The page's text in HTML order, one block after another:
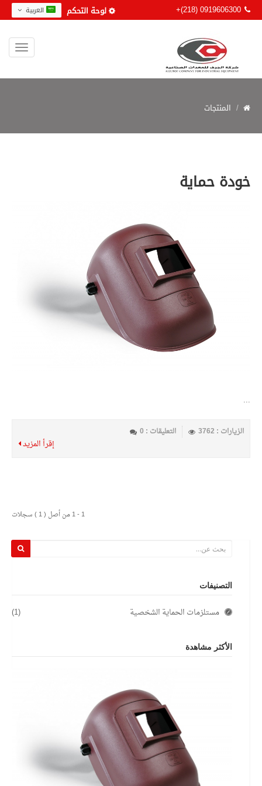
لوحة التحكم +(218) 0919606300
المنتجات
خودة حماية
...
الزيارات : 3762 التعليقات : 0
إقرأ المزيد
1 - 1 من أصل ( 1 ) سجلات
التصنيفات
مستلزمات الحماية الشخصية (1)
الأكثر مشاهدة